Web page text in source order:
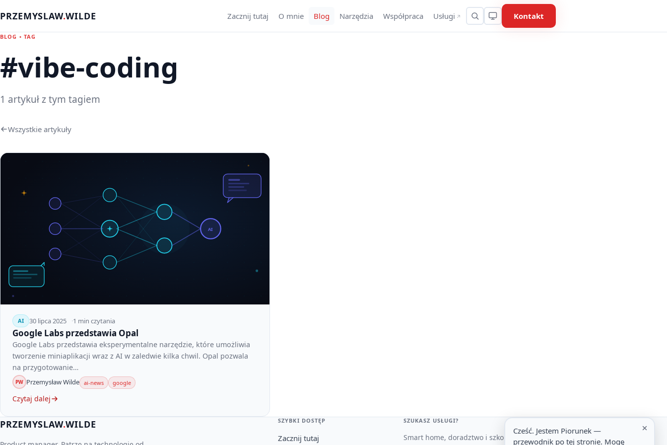
PRZEMYSLAW.WILDE Zacznij tutaj O mnie Blog Narzędzia Współpraca Usługi ↗ Kontakt
BLOG • TAG
#vibe-coding
1 artykuł z tym tagiem
Wszystkie artykuły
AI
AI 30 lipca 2025 1 min czytania
Google Labs przedstawia Opal
Google Labs przedstawia eksperymentalne narzędzie, które umożliwia
tworzenie miniaplikacji wraz z AI w zaledwie kilka chwil. Opal pozwala
na przygotowanie…
PW Przemysław Wilde ai-news google
Czytaj dalej
PRZEMYSLAW.WILDE SZYBKI DOSTĘP
Zacznij tutaj
SZUKASZ USŁUGI?
Smart home, doradztwo i szkolenia z AI
Cześć. Jestem Piorunek —
przewodnik po tej stronie. Mogę